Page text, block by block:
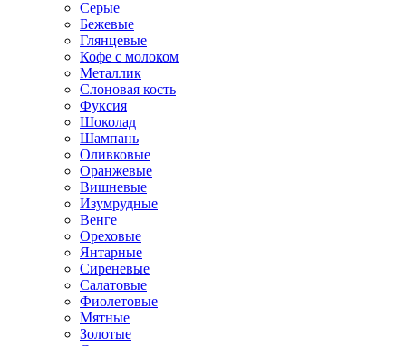
Серые
Бежевые
Глянцевые
Кофе с молоком
Металлик
Слоновая кость
Фуксия
Шоколад
Шампань
Оливковые
Оранжевые
Вишневые
Изумрудные
Венге
Ореховые
Янтарные
Сиреневые
Салатовые
Фиолетовые
Мятные
Золотые